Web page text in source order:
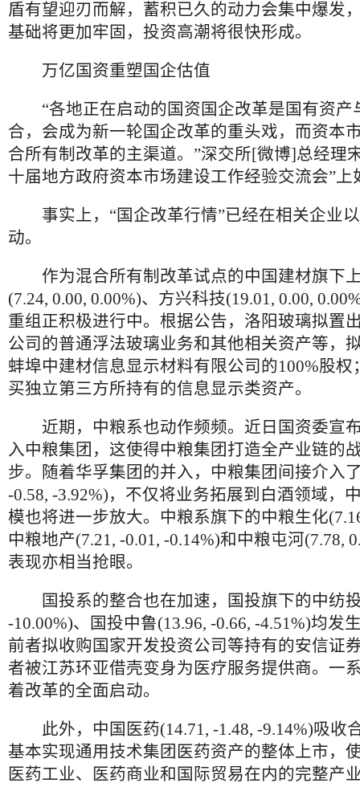
盾有望迎刃而解，蓄积已久的动力会集中爆发
基础将更加牢固，投资高潮将很快形成。
万亿国资重塑国企估值
“各地正在启动的国资国企改革是国有资产
合，会成为新一轮国企改革的重头戏，而资本
合所有制改革的主渠道。”深交所[微博]总经理
十届地方政府资本市场建设工作经验交流会”上
事实上，“国企改革行情”已经在相关企业
动。
作为混合所有制改革试点的中国建材旗下
(7.24, 0.00, 0.00%)、方兴科技(19.01, 0.00,
重组正积极进行中。根据公告，洛阳玻璃拟置
公司的普通浮法玻璃业务和其他相关资产等，
蚌埠中建材信息显示材料有限公司的100%股权
买独立第三方所持有的信息显示类资产。
近期，中粮系也动作频频。近日国资委宣
入中粮集团，这使得中粮集团打造全产业链的
步。随着华孚集团的并入，中粮集团间接介入
-0.58, -3.92%)，不仅将业务拓展到白酒领域，
模也将进一步放大。中粮系旗下的中粮生化
中粮地产(7.21, -0.01, -0.14%)和中粮屯河(7.78,
表现亦相当抢眼。
国投系的整合也在加速，国投旗下的中纺投
-10.00%)、国投中鲁(13.96, -0.66, -4.51%)均发
前者拟收购国家开发投资公司等持有的安信证
者被江苏环亚借壳变身为医疗服务提供商。一
着改革的全面启动。
此外，中国医药(14.71, -1.48, -9.14%)吸收
基本实现通用技术集团医药资产的整体上市，
医药工业、医药商业和国际贸易在内的完整产